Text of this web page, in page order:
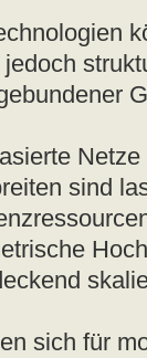
sind
sich für